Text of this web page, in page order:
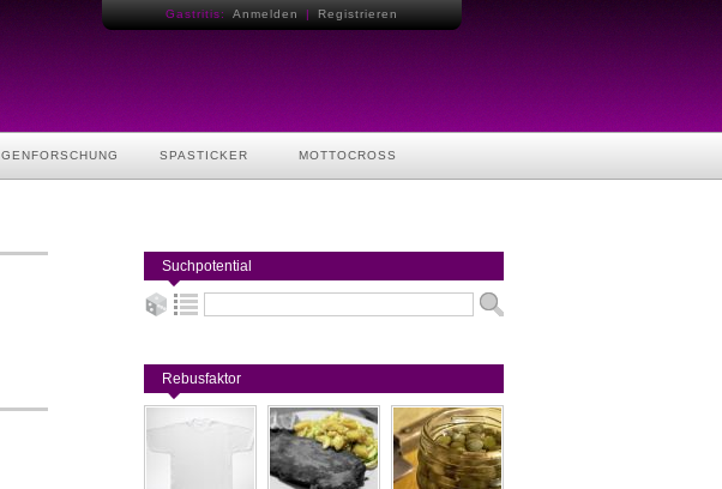
Gastritis: Anmelden | Registrieren
GENFORSCHUNG SPASTICKER MOTTOCROSS
Suchpotential
Rebusfaktor